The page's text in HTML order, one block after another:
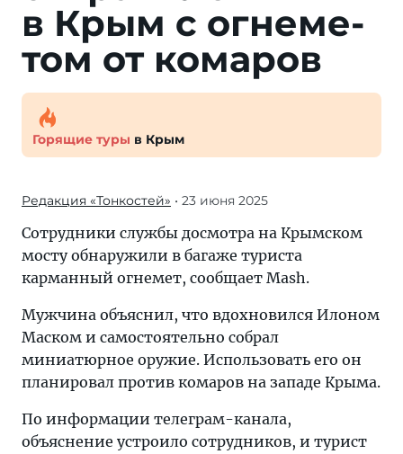
в Крым с ог­не­ме­
том от комаров
Горящие туры в Крым
Редакция «Тонкостей» • 23 июня 2025
Сотрудники службы досмотра на Крымском
мосту обнаружили в багаже туриста
карманный огнемет, сообщает Mash.
Мужчина объяснил, что вдохновился Илоном
Маском и самостоятельно собрал
миниатюрное оружие. Использовать его он
планировал против комаров на западе Крыма.
По информации телеграм-канала,
объяснение устроило сотрудников, и турист